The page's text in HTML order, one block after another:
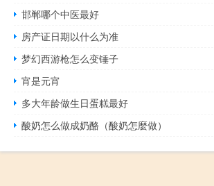
邯郸哪个中医最好
房产证日期以什么为准
梦幻西游枪怎么变锤子
宵是元宵
多大年龄做生日蛋糕最好
酸奶怎么做成奶酪（酸奶怎麼做）